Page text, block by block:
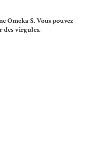
Omeka S. Vous pouvez
des virgules.